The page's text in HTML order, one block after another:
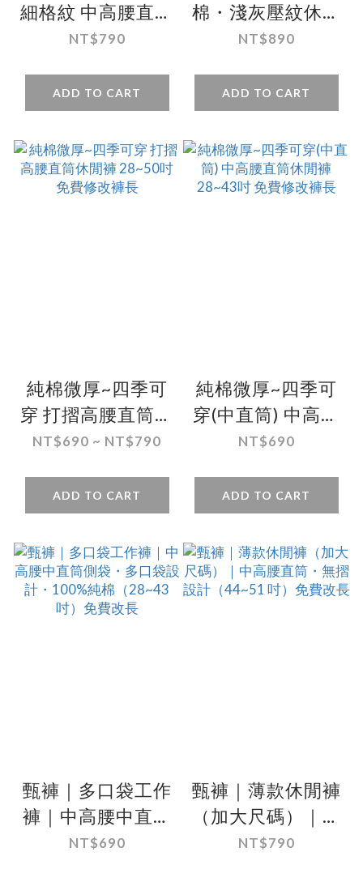
細格紋 中高腰直筒
休閒褲 28~43吋
NT$790
ADD TO CART
棉・淺灰壓紋休閒
褲｜中高腰中直
（28~43 吋）免費
改長
NT$890
ADD TO CART
純棉微厚~四季可
穿 打摺高腰直筒休
閒褲 28~50吋 免
NT$690 ~ NT$790
ADD TO CART
純棉微厚~四季可
穿(中直筒) 中高腰
直筒休閒褲 28~43
NT$690
ADD TO CART
甄褲｜多口袋工作
褲｜中高腰中直筒
側袋・多口袋設
NT$690
甄褲｜薄款休閒褲
（加大尺碼）｜中
高腰直筒・無摺設
NT$790